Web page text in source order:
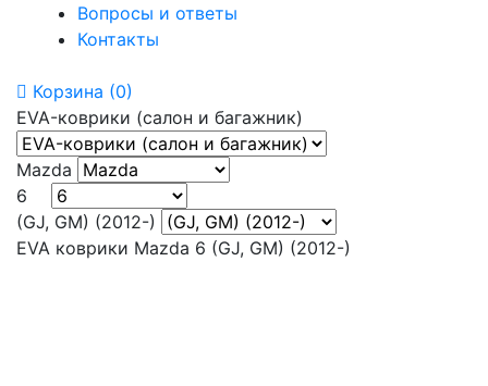
Вопросы и ответы
Контакты
Корзина (0)
EVA-коврики (салон и багажник)
Mazda
6 ⠀
(GJ, GM) (2012-)
EVA коврики Mazda 6 (GJ, GM) (2012-)